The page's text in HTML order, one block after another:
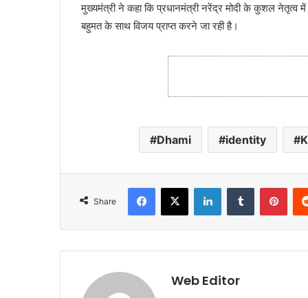
मुख्यमंत्री ने कहा कि प्रधानमंत्री नरेंद्र मोदी के कुशल नेतृत्व में
बहुमत के साथ विजय प्राप्त करने जा रही है।
Dhami identity
Share
Web Editor